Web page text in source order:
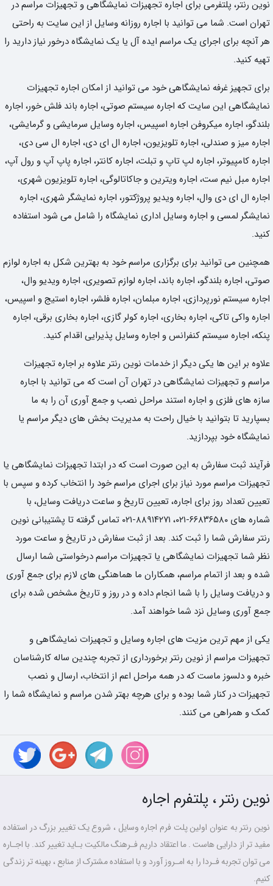
نوین رنتر، پلتفرمی برای اجاره تجهیزات نمایشگاهی و تجهیزات مراسم در
تهران است. شما می توانید با اجاره روزانه وسایل از این سایت به راحتی
هر آنچه برای اجرای یک مراسم ایده آل یا یک نمایشگاه درخور نیاز دارید را
تهیه کنید.
برای تجهیز غرفه نمایشگاهی خود می توانید از امکان اجاره تجهیزات
نمایشگاهی این سایت که اجاره سیستم صوتی، اجاره باند فلش خور، اجاره
بلندگو، اجاره میکروفن اجاره اسپیس، اجاره وسایل سرمایشی و گرمایشی،
اجاره میز و صندلی، اجاره تلویزیون، اجاره ال ای دی، اجاره ال سی دی،
اجاره کامپیوتر، اجاره لپ تاپ و تبلت، اجاره کانتر، اجاره پاپ آپ و رول آپ،
اجاره مبل نیم ست، اجاره ویترین و جاکاتالوگی، اجاره تلویزیون شهری،
اجاره ال ای دی وال، اجاره ویدیو پروژکتور، اجاره نمایشگر شهری، اجاره
نمایشگر لمسی و اجاره وسایل اداری نمایشگاه را شامل می شود استفاده
کنید.
همچنین می توانید برای برگزاری مراسم خود به بهترین شکل به اجاره لوازم
صوتی، اجاره بلندگو، اجاره باند، اجاره لوازم تصویری، اجاره ویدیو وال،
اجاره سیستم نورپردازی، اجاره مبلمان، اجاره فلشر، اجاره استیج و اسپیس،
اجاره واکی تاکی، اجاره بخاری، اجاره کولر گازی، اجاره بخاری برقی، اجاره
پنکه، اجاره سیستم کنفرانس و اجاره وسایل پذیرایی اقدام کنید.
علاوه بر این ها یکی دیگر از خدمات نوین رنتر علاوه بر اجاره تجهیزات
مراسم و تجهیزات نمایشگاهی در تهران آن است که می توانید با اجاره
سازه های فلزی و اجاره استند مراحل نصب و جمع آوری آن را به ما
بسپارید تا بتوانید با خیال راحت به مدیریت بخش های دیگر مراسم یا
نمایشگاه خود بپردازید.
فرآیند ثبت سفارش به این صورت است که در ابتدا تجهیزات نمایشگاهی یا
تجهیزات مراسم مورد نیاز برای اجرای مراسم خود را انتخاب کرده و سپس با
تعیین تعداد روز برای اجاره، تعیین تاریخ و ساعت دریافت وسایل، با
شماره های ۶۶۸۳۶۵۸۰-۰۲۱، ۸۸۹۱۴۲۷۱-۰۲۱ تماس گرفته تا پشتیبانی نوین
رنتر سفارش شما را ثبت کند. بعد از ثبت سفارش در تاریخ و ساعت مورد
نظر شما تجهیزات نمایشگاهی یا تجهیزات مراسم درخواستی شما ارسال
شده و بعد از اتمام مراسم، همکاران ما هماهنگی های لازم برای جمع آوری
و دریافت وسایل را با شما انجام داده و در روز و تاریخ مشخص شده برای
جمع آوری وسایل نزد شما خواهند آمد.
یکی از مهم ترین مزیت های اجاره وسایل و تجهیزات نمایشگاهی و
تجهیزات مراسم از نوین رنتر برخورداری از تجربه چندین ساله کارشناسان
خبره و دلسوز ماست که در همه مراحل اعم از انتخاب، ارسال و نصب
تجهیزات در کنار شما بوده و برای هرچه بهتر شدن مراسم و نمایشگاه شما را
کمک و همراهی می کنند.
نوین رنتر ، پلتفرم اجاره
نوین رنتر به عنوان اولین پلت فرم اجاره وسایل ، شروع یک تغییر بزرگ در استفاده
مفید تر از دارایی هاست . ما اعتقاد داریم فـرهنگ مالکیت بـاید تغییر کند. با اجـاره
می توان تجربه فـردا را به امـروز آورد و با استفاده مشترک از منابع ، بهینه تر زندگی
کنیم.